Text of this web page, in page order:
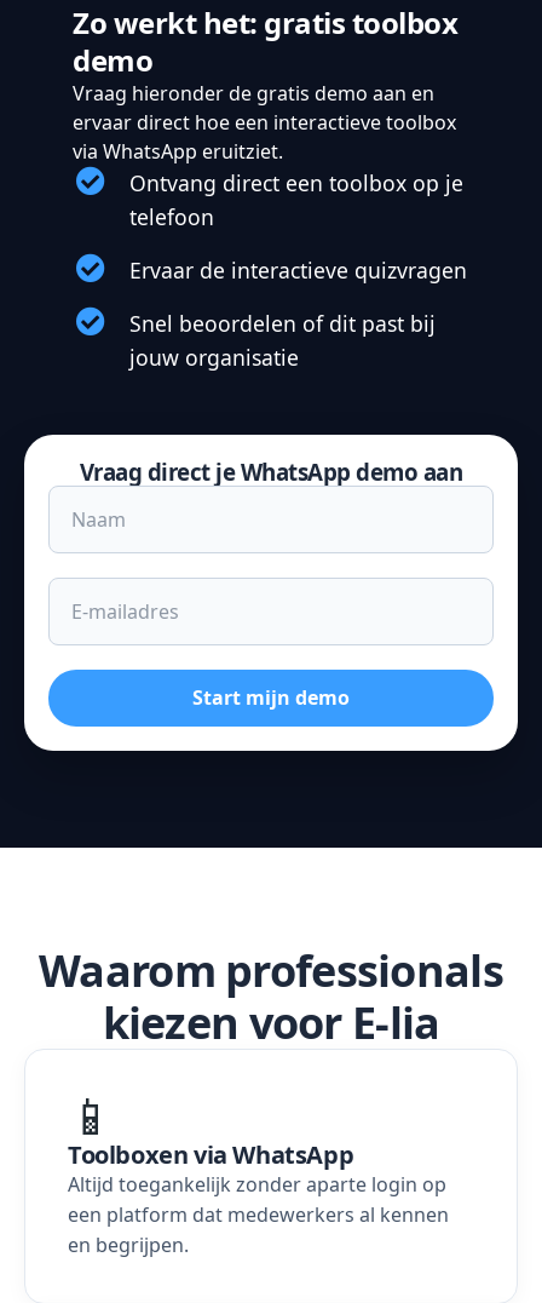
Zo werkt het: gratis toolbox
demo
Vraag hieronder de gratis demo aan en
ervaar direct hoe een interactieve toolbox
via WhatsApp eruitziet.
Ontvang direct een toolbox op je
telefoon
Ervaar de interactieve quizvragen
Snel beoordelen of dit past bij
jouw organisatie
Vraag direct je WhatsApp demo aan
Start mijn demo
Waarom professionals
kiezen voor E-lia
📱
Toolboxen via WhatsApp
Altijd toegankelijk zonder aparte login op
een platform dat medewerkers al kennen
en begrijpen.